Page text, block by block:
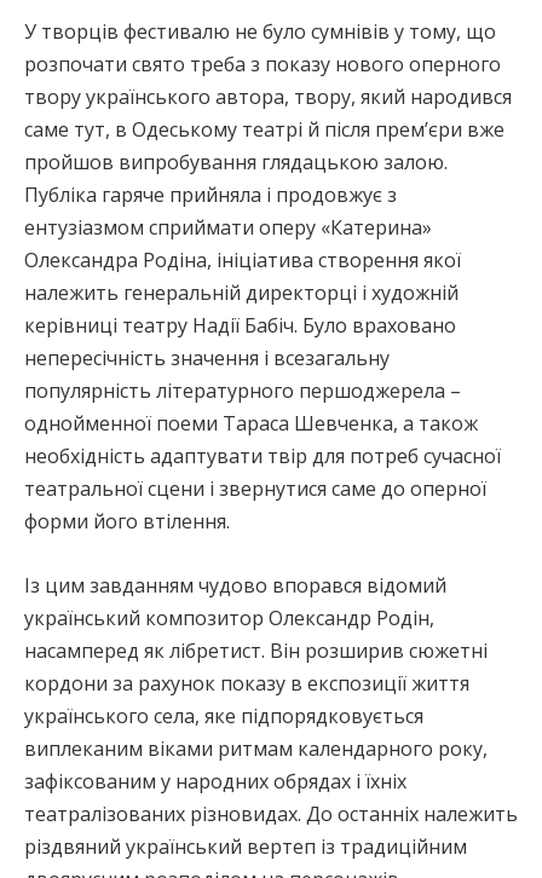
У творців фестивалю не було сумнівів у тому, що
розпочати свято треба з показу нового оперного
твору українського автора, твору, який народився
саме тут, в Одеському театрі й після прем’єри вже
пройшов випробування глядацькою залою.
Публіка гаряче прийняла і продовжує з
ентузіазмом сприймати оперу «Катерина»
Олександра Родіна, ініціатива створення якої
належить генеральній директорці і художній
керівниці театру Надії Бабіч. Було враховано
непересічність значення і всезагальну
популярність літературного першоджерела –
однойменної поеми Тараса Шевченка, а також
необхідність адаптувати твір для потреб сучасної
театральної сцени і звернутися саме до оперної
форми його втілення.
Із цим завданням чудово впорався відомий
український композитор Олександр Родін,
насамперед як лібретист. Він розширив сюжетні
кордони за рахунок показу в експозиції життя
українського села, яке підпорядковується
виплеканим віками ритмам календарного року,
зафіксованим у народних обрядах і їхніх
театралізованих різновидах. До останніх належить
різдвяний український вертеп із традиційним